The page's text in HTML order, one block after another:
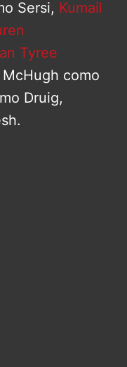
Sersi, Kumail
Tyree
como
Druig,